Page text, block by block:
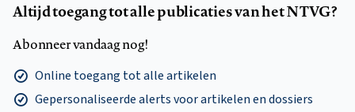
Altijd toegang tot alle publicaties van het NTVG?
Abonneer vandaag nog!
Online toegang tot alle artikelen
Gepersonaliseerde alerts voor artikelen en dossiers